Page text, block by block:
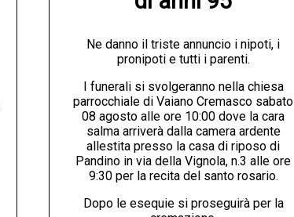
Ne danno il triste annuncio i nipoti, i
pronipoti e tutti i parenti.
I funerali si svolgeranno nella chiesa
parrocchiale di Vaiano Cremasco sabato
08 agosto alle ore 10:00 dove la cara
salma arriverà dalla camera ardente
allestita presso la casa di riposo di
Pandino in via della Vignola, n.3 alle ore
9:30 per la recita del santo rosario.
Dopo le esequie si proseguirà per la